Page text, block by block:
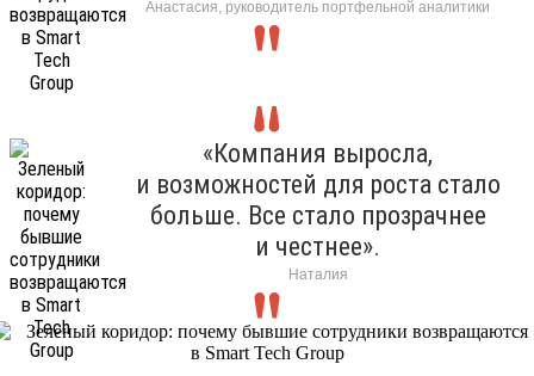
Анастасия, руководитель портфельной аналитики
«Компания выросла,
и возможностей для роста стало
больше. Все стало прозрачнее
и честнее».
Наталия